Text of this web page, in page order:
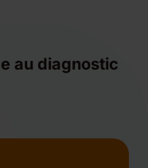
au diagnostic